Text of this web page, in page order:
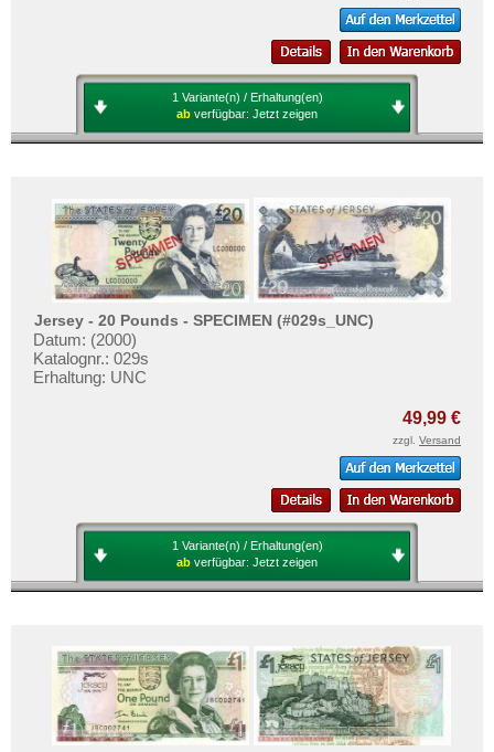
1 Variante(n) / Erhaltung(en)
ab verfügbar: Jetzt zeigen
Jersey - 20 Pounds - SPECIMEN (#029s_UNC)
Datum: (2000)
Katalognr.: 029s
Erhaltung: UNC
49,99 €
zzgl. Versand
1 Variante(n) / Erhaltung(en)
ab verfügbar: Jetzt zeigen